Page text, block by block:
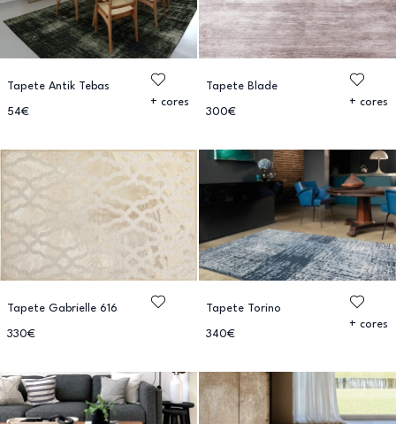
Tapete Antik Tebas
54€
+ cores
Tapete Blade
300€
+ cores
Tapete Gabrielle 616
330€
Tapete Torino
340€
+ cores